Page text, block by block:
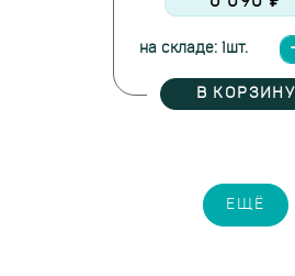
на складе: 1шт.
В КОРЗИНУ
ЕЩЁ